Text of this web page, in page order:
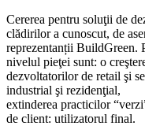
Cererea pentru soluţii de
clădirilor a cunoscut, de
reprezentanții BuildGreen.
nivelul pieţei sunt: o
dezvoltatorilor de retail şi
industrial şi rezidenţial,
extinderea practicilor
de client: utilizatorul final.